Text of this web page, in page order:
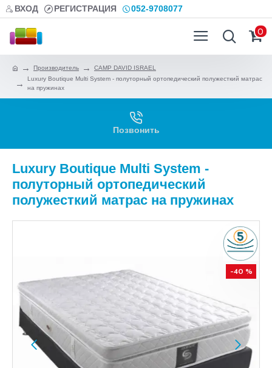
ВХОД РЕГИСТРАЦИЯ 052-9708077
0
Производитель
CAMP DAVID ISRAEL
Luxury Boutique Multi System - полуторный ортопедический полужесткий матрас
на пружинах
Позвонить
Luxury Boutique Multi System -
полуторный ортопедический
полужесткий матрас на пружинах
-40 %